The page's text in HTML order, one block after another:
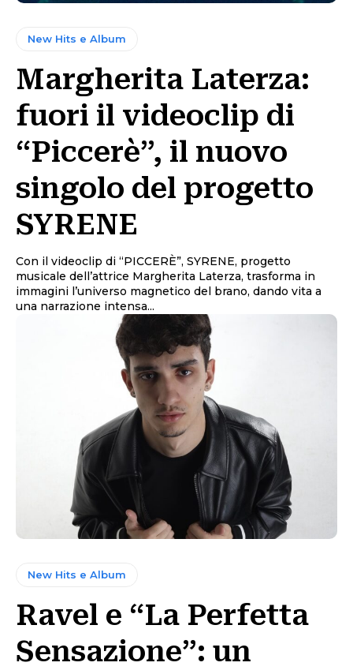
New Hits e Album
Margherita Laterza:
fuori il videoclip di
“Piccerè”, il nuovo
singolo del progetto
SYRENE
Con il videoclip di “PICCERÈ”, SYRENE, progetto
musicale dell’attrice Margherita Laterza, trasforma in
immagini l’universo magnetico del brano, dando vita a
una narrazione intensa...
New Hits e Album
Ravel e “La Perfetta
Sensazione”: un